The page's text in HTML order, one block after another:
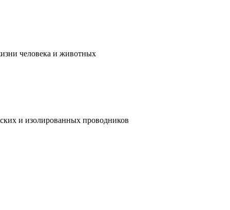
человека и животных
и изолированных проводников